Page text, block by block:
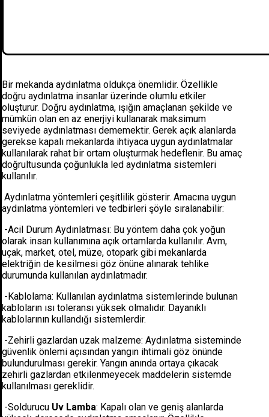
Bir mekanda aydınlatma oldukça önemlidir. Özellikle
doğru aydınlatma insanlar üzerinde olumlu etkiler
oluşturur. Doğru aydınlatma, ışığın amaçlanan şekilde ve
mümkün olan en az enerjiyi kullanarak maksimum
seviyede aydınlatması dememektir. Gerek açık alanlarda
gerekse kapalı mekanlarda ihtiyaca uygun aydınlatmalar
kullanılarak rahat bir ortam oluşturmak hedeflenir. Bu amaç
doğrultusunda çoğunlukla led aydınlatma sistemleri
kullanılır.
Aydınlatma yöntemleri çeşitlilik gösterir. Amacına uygun
aydınlatma yöntemleri ve tedbirleri şöyle sıralanabilir:
-Acil Durum Aydınlatması: Bu yöntem daha çok yoğun
olarak insan kullanımına açık ortamlarda kullanılır. Avm,
uçak, market, otel, müze, otopark gibi mekanlarda
elektriğin de kesilmesi göz önüne alınarak tehlike
durumunda kullanılan aydınlatmadır.
-Kablolama: Kullanılan aydınlatma sistemlerinde bulunan
kabloların ısı toleransı yüksek olmalıdır. Dayanıklı
kablolarının kullandığı sistemlerdir.
-Zehirli gazlardan uzak malzeme: Aydınlatma sisteminde
güvenlik önlemi açısından yangın ihtimali göz önünde
bulundurulması gerekir. Yangın anında ortaya çıkacak
zehirli gazlardan etkilenmeyecek maddelerin sistemde
kullanılması gereklidir.
-Soldurucu Uv Lamba: Kapalı olan ve geniş alanlarda